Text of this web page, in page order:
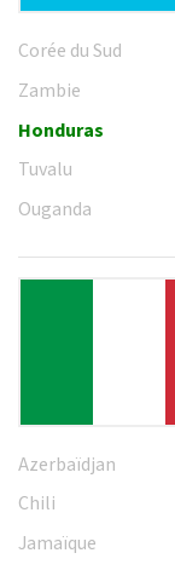
Corée du Sud
Zambie
Honduras
Tuvalu
Ouganda
Azerbaïdjan
Chili
Jamaïque